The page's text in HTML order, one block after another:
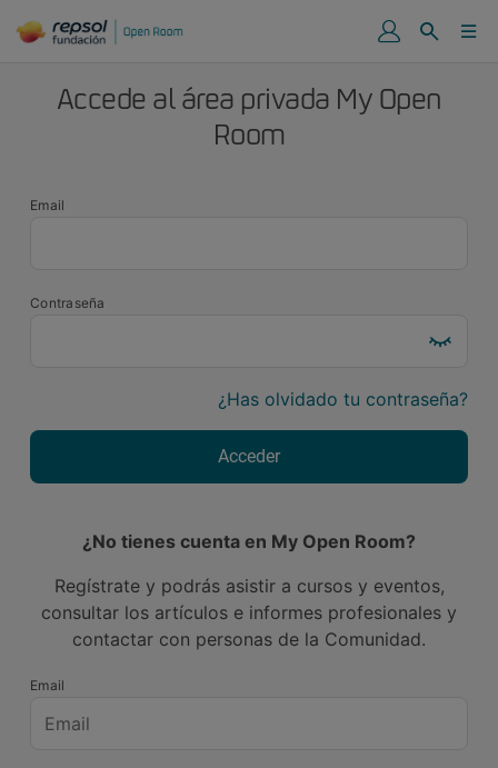
Accede al área privada My Open
Room
Email
Contraseña
¿Has olvidado tu contraseña?
Acceder
¿No tienes cuenta en My Open Room?
Regístrate y podrás asistir a cursos y eventos,
consultar los artículos e informes profesionales y
contactar con personas de la Comunidad.
Email